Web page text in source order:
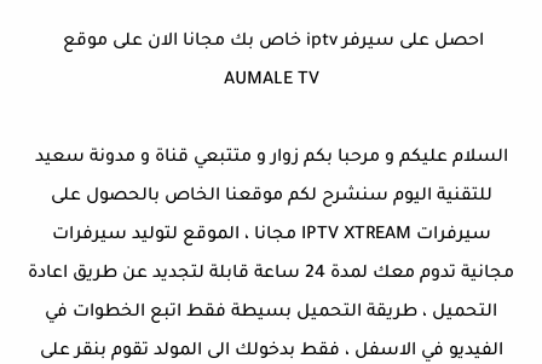
احصل على سيرفر iptv خاص بك مجانا الان على موقع
AUMALE TV
السلام عليكم و مرحبا بكم زوار و متتبعي قناة و مدونة سعيد
للتقنية اليوم سنشرح لكم موقعنا الخاص بالحصول على
سيرفرات IPTV XTREAM مجانا ، الموقع لتوليد سيرفرات
مجانية تدوم معك لمدة 24 ساعة قابلة لتجديد عن طريق اعادة
التحميل ، طريقة التحميل بسيطة فقط اتبع الخطوات في
الفيديو في الاسفل ، فقط بدخولك الى المولد تقوم بنقر على